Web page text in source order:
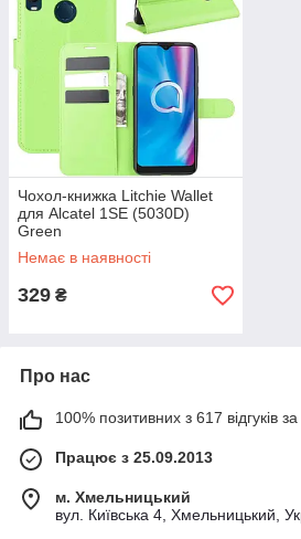
Чохол-книжка Litchie Wallet
для Alcatel 1SE (5030D)
Green
Немає в наявності
329 ₴
Про нас
100% позитивних з 617 відгуків за
Працює з 25.09.2013
м. Хмельницький
вул. Київська 4, Хмельницький,